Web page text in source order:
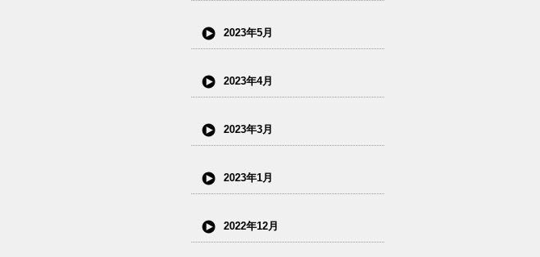
2023年5月
2023年4月
2023年3月
2023年1月
2022年12月